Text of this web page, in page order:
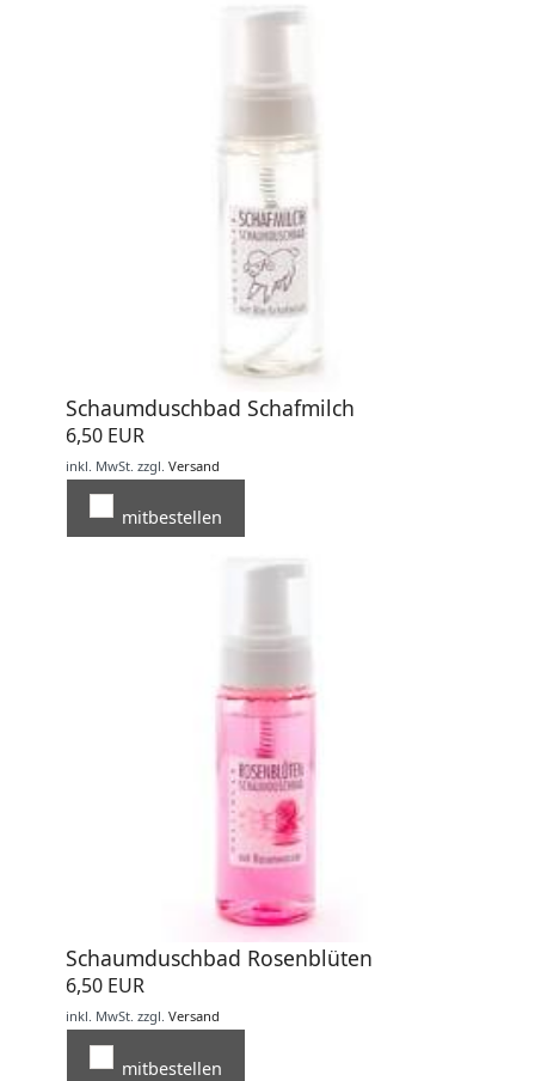
Schaumduschbad Schafmilch
6,50 EUR
inkl. MwSt. zzgl. Versand
mitbestellen
Schaumduschbad Rosenblüten
6,50 EUR
inkl. MwSt. zzgl. Versand
mitbestellen